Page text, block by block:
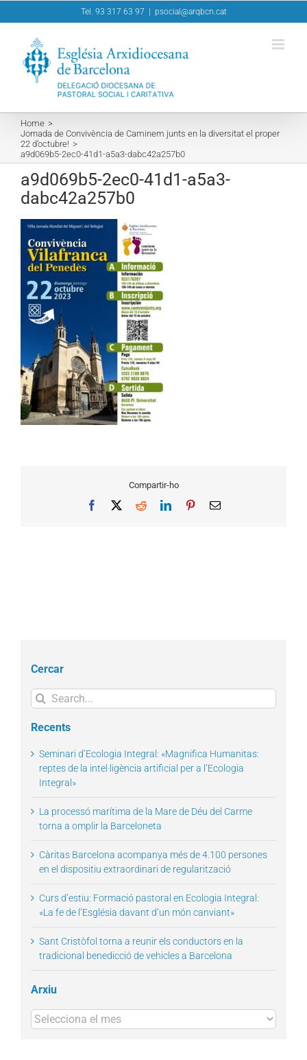
to
Tel. 93 317 63 97 psocial@arqbcn.cat
Home
Jornada de Convivència de Caminem junts en la diversitat el proper
22 d’octubre!
a9d069b5-2ec0-41d1-a5a3-dabc42a257b0
a9d069b5-2ec0-41d1-a5a3-
dabc42a257b0
Compartir-ho
Facebook RedditLinkedInPinterestEmail
Cercar
Search
for:
Recents
Seminari d’Ecologia Integral: «Magnifica Humanitas:
reptes de la intel·ligència artificial per a l’Ecologia
Integral»
La processó marítima de la Mare de Déu del Carme
torna a omplir la Barceloneta
Càritas Barcelona acompanya més de 4.100 persones
en el dispositiu extraordinari de regularització
Curs d’estiu: Formació pastoral en Ecologia Integral:
«La fe de l’Església davant d’un món canviant»
Sant Cristòfol torna a reunir els conductors en la
tradicional benedicció de vehicles a Barcelona
Arxiu
Arxius